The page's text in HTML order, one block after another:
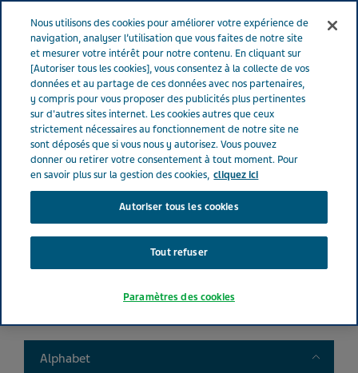
Menu
France Nos Produits Product catalog
Liste de nos médicaments
Search
Filtres clairs
Alphabet Toggle
Nous utilisons des cookies pour améliorer votre expérience de
navigation, analyser l’utilisation que vous faites de notre site
et mesurer votre intérêt pour notre contenu. En cliquant sur
[Autoriser tous les cookies], vous consentez à la collecte de vos
données et au partage de ces données avec nos partenaires,
y compris pour vous proposer des publicités plus pertinentes
sur d'autres sites internet. Les cookies autres que ceux
strictement nécessaires au fonctionnement de notre site ne
sont déposés que si vous nous y autorisez. Vous pouvez
donner ou retirer votre consentement à tout moment. Pour
en savoir plus sur la gestion des cookies, cliquez ici
Autoriser tous les cookies
Tout refuser
Paramètres des cookies